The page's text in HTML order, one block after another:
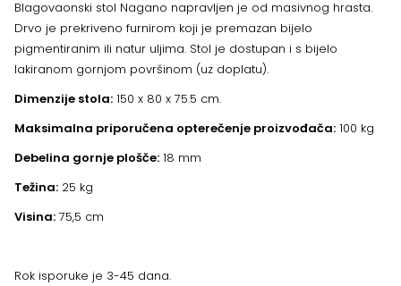
Blagovaonski stol Nagano napravljen je od masivnog hrasta.
Drvo je prekriveno furnirom koji je premazan bijelo
pigmentiranim ili natur uljima. Stol je dostupan i s bijelo
lakiranom gornjom površinom (uz doplatu).
Dimenzije stola: 150 x 80 x 75.5 cm.
Maksimalna priporučena opterečenje proizvođača: 100 kg
Debelina gornje plošče: 18 mm
Težina: 25 kg
Visina: 75,5 cm
Rok isporuke je 3-45 dana.